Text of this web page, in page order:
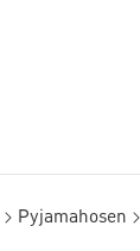
Pyjamahosen